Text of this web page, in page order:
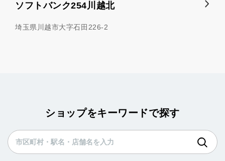
ソフトバンク254川越北
埼玉県川越市大字石田226-2
ショップをキーワードで探す